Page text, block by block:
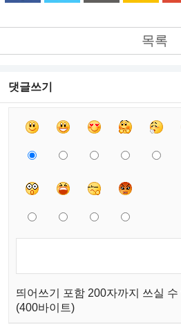
목록
댓글쓰기
띄어쓰기 포함 200자까지 쓰실 수
(400바이트)